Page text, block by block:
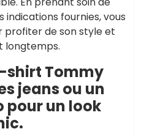
fournies, vous
profiter de son style et
longtemps.
shirt Tommy
jeans ou un
pour un look